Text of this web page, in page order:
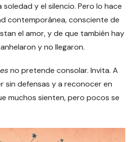
y el silencio. Pero lo hace
contemporánea, consciente de
el amor, y de que también hay
y no llegaron.
no pretende consolar. Invita. A
sin defensas y a reconocer en
muchos sienten, pero pocos se